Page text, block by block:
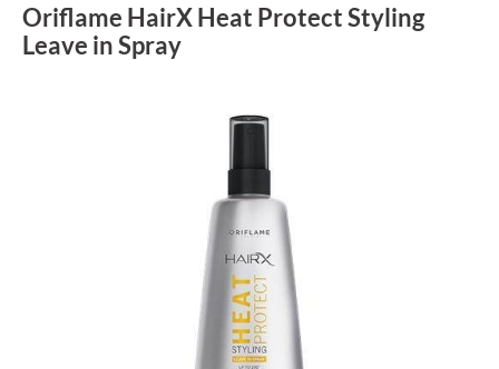
Oriflame HairX Heat Protect Styling
Leave in Spray